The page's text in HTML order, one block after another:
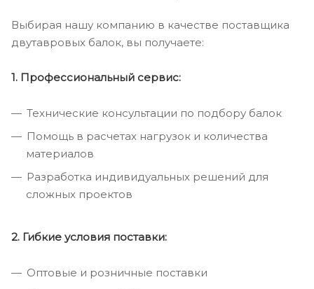
Выбирая нашу компанию в качестве поставщика
двутавровых балок, вы получаете:
1. Профессиональный сервис:
Технические консультации по подбору балок
Помощь в расчетах нагрузок и количества
материалов
Разработка индивидуальных решений для
сложных проектов
2. Гибкие условия поставки:
Оптовые и розничные поставки